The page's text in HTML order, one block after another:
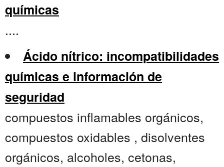
químicas
....
Ácido nítrico: incompatibilidades
químicas e información de
seguridad
compuestos inflamables orgánicos,
compuestos oxidables , disolventes
orgánicos, alcoholes, cetonas,